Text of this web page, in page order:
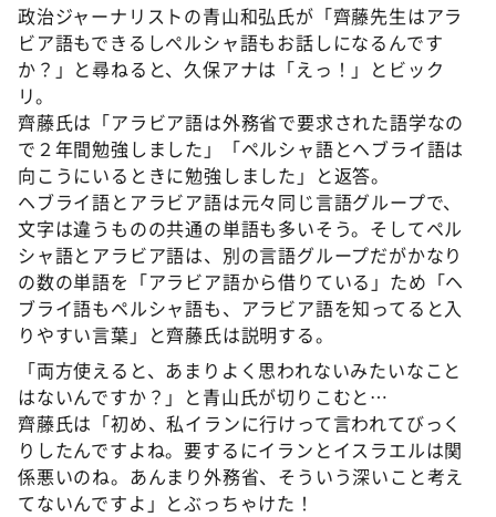
政治ジャーナリストの青山和弘氏が「齊藤先生はアラ
ビア語もできるしペルシャ語もお話しになるんです
か？」と尋ねると、久保アナは「えっ！」とビック
リ。
齊藤氏は「アラビア語は外務省で要求された語学なの
で２年間勉強しました」「ペルシャ語とヘブライ語は
向こうにいるときに勉強しました」と返答。
ヘブライ語とアラビア語は元々同じ言語グループで、
文字は違うものの共通の単語も多いそう。そしてペル
シャ語とアラビア語は、別の言語グループだがかなり
の数の単語を「アラビア語から借りている」ため「ヘ
ブライ語もペルシャ語も、アラビア語を知ってると入
りやすい言葉」と齊藤氏は説明する。
「両方使えると、あまりよく思われないみたいなこと
はないんですか？」と青山氏が切りこむと…
齊藤氏は「初め、私イランに行けって言われてびっく
りしたんですよね。要するにイランとイスラエルは関
係悪いのね。あんまり外務省、そういう深いこと考え
てないんですよ」とぶっちゃけた！